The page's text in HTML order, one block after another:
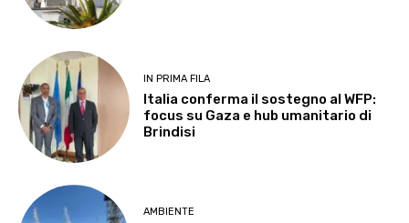
IN PRIMA FILA
Italia conferma il sostegno al WFP:
focus su Gaza e hub umanitario di
Brindisi
AMBIENTE